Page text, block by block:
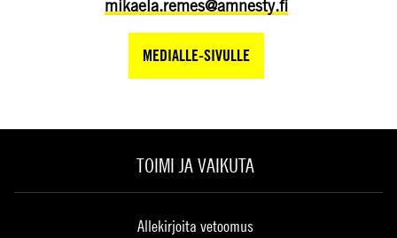
mikaela.remes@amnesty.fi
MEDIALLE-SIVULLE
TOIMI JA VAIKUTA
Allekirjoita vetoomus